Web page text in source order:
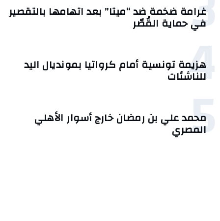
غرامة ضخمة ضد “ميتا” بعد اتهامها بالتقصير
في حماية القُصّر
4
هزيمة تونسية أمام كرواتيا بمونديال اليد
للناشئات
5
محمد علي بن رمضان خارج أسوار الأهلي
المصري